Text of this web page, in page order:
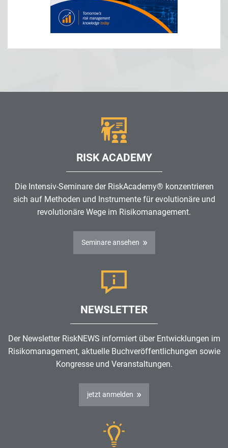
RISK ACADEMY
Die Intensiv-Seminare der RiskAcademy® konzentrieren
sich auf Methoden und Instrumente für evolutionäre und
revolutionäre Wege im Risikomanagement.
Seminare ansehen
NEWSLETTER
Der Newsletter RiskNEWS informiert über Entwicklungen im
Risikomanagement, aktuelle Buchveröffentlichungen sowie
Kongresse und Veranstaltungen.
jetzt anmelden